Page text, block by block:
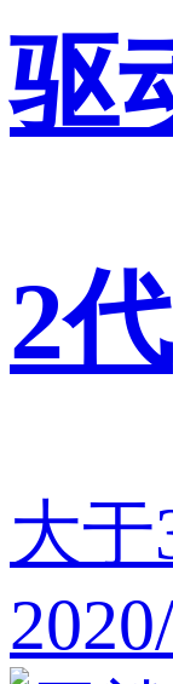
驱
2代
大于